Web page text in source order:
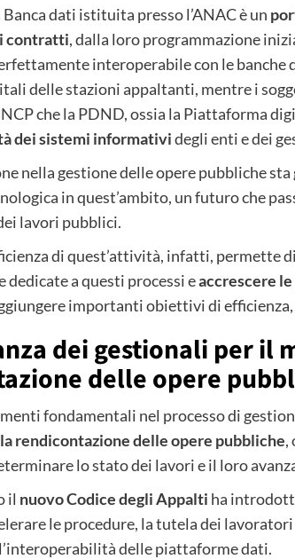
dati istituita presso l’ANAC è un
contratti, dalla loro programmazione
interoperabile con le banche
delle stazioni appaltanti, mentre i
che la PDND, ossia la Piattaforma
dei sistemi informatividegli enti e dei
nella gestione delle opere pubbliche
in quest’ambito, un futuro che
lavori pubblici.
di quest’attività, infatti, permette
dedicate a questi processi eaccrescere
importanti obiettivi di
dei gestionali per il
delle opere
fondamentali nel processo di
rendicontazione delle opere pubbliche,
lo stato dei lavori e il loro
il nuovo Codice degli Appalti ha
le procedure, la tutela dei
delle piattaforme dati.